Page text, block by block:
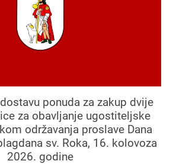
ponuda za zakup dvije
za obavljanje ugostiteljske
održavanja proslave Dana
sv. Roka, 16. kolovoza
2026. godine